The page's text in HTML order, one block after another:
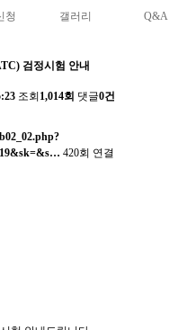
청 갤러리 Q&A
검정시험 안내
조회 1,014회 댓글0건
420회 연결